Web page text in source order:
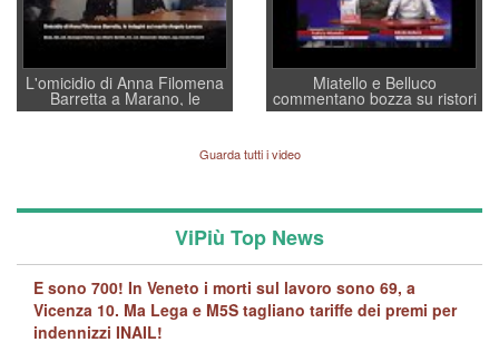
L'omicidio di Anna Filomena
Barretta a Marano, le
indagini dei carabinieri di
quelle di... Barbara D'Urso
Miatello e Belluco
commentano bozza su ristori
BPVi e Veneto Banca
Guarda tutti i video
ViPiù Top News
E sono 700! In Veneto i morti sul lavoro sono 69, a
Vicenza 10. Ma Lega e M5S tagliano tariffe dei premi per
indennizzi INAIL!